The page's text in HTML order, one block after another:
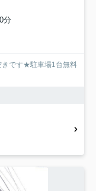
分
きです★駐車場1台無料